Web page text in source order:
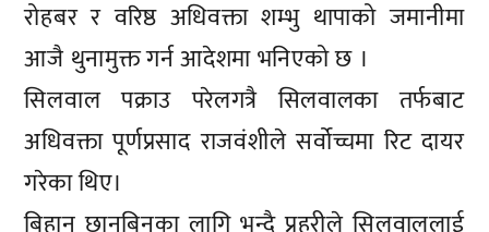
रोहबर र वरिष्ठ अधिवक्ता शम्भु थापाको जमानीमा
आजै थुनामुक्त गर्न आदेशमा भनिएको छ ।
सिलवाल पक्राउ परेलगत्रै सिलवालका तर्फबाट
अधिवक्ता पूर्णप्रसाद राजवंशीले सर्वोच्चमा रिट दायर
गरेका थिए।